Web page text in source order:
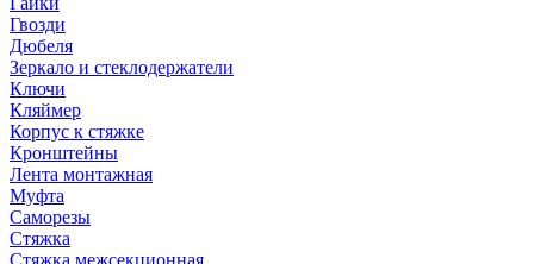
Гвозди
Дюбеля
Зеркало и стеклодержатели
Ключи
Кляймер
Корпус к стяжке
Кронштейны
Лента монтажная
Муфта
Саморезы
Стяжка
Стяжка межсекционная